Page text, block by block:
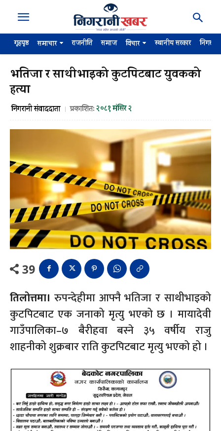
गृहपृष्ठ समाचार राजनीति समाज विचार स्थानीय सरकार
भतिजा र साथीभाइको कुटपिटबाट युवकको
हत्या
निगरानी संवाददाता प्रकाशित:२०८१ मंसिर २
39
तिलोत्तमा। रुपन्देहीमा आफ्नै भतिजा र साथीभाइको
कुटपिटबाट एक जनाको मृत्यु भएको छ । मायादेवी
गाउँपालिका–७ बैरीहवा बस्ने ३५ वर्षीय राजु
शाहनीको शुक्रबार राति कुटपिटबाट मृत्यु भएको हो ।